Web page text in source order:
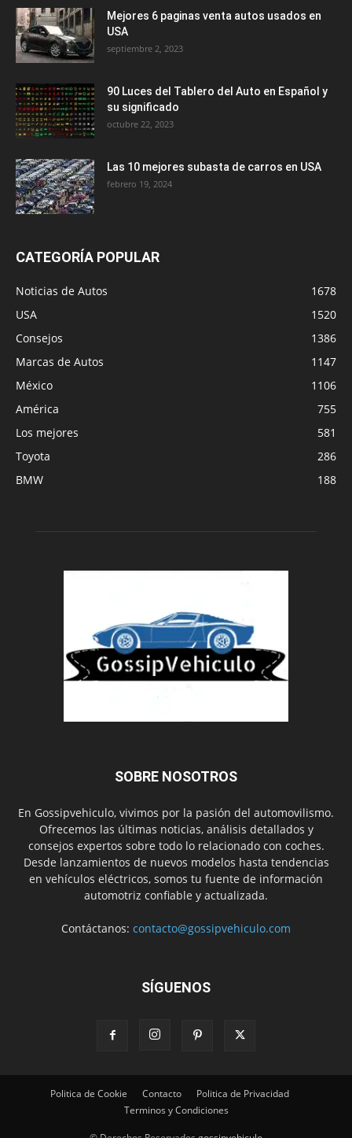
Mejores 6 paginas venta autos usados en
USA
septiembre 2, 2023
90 Luces del Tablero del Auto en Español y
su significado
octubre 22, 2023
Las 10 mejores subasta de carros en USA
febrero 19, 2024
CATEGORÍA POPULAR
Noticias de Autos
1678
USA
1520
Consejos
1386
Marcas de Autos
1147
México
1106
América
755
Los mejores
581
Toyota
286
BMW
188
SOBRE NOSOTROS
En Gossipvehiculo, vivimos por la pasión del automovilismo.
Ofrecemos las últimas noticias, análisis detallados y
consejos expertos sobre todo lo relacionado con coches.
Desde lanzamientos de nuevos modelos hasta tendencias
en vehículos eléctricos, somos tu fuente de información
automotriz confiable y actualizada.
Contáctanos: contacto@gossipvehiculo.com
SÍGUENOS
Politica de Cookie Contacto
Politica de Privacidad
Terminos y Condiciones